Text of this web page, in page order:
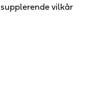
supplerende vilkår